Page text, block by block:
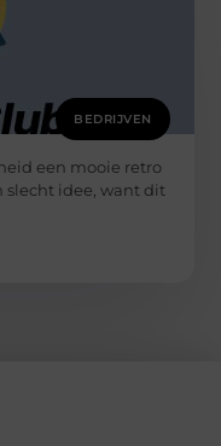
BEDRIJVEN
een mooie retro
slecht idee, want dit